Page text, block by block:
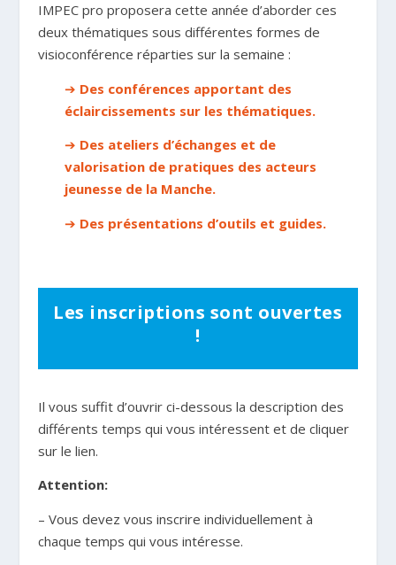
IMPEC pro proposera cette année d’aborder ces
deux thématiques sous différentes formes de
visioconférence réparties sur la semaine :
➔ Des conférences apportant des
éclaircissements sur les thématiques.
➔ Des ateliers d’échanges et de
valorisation de pratiques des acteurs
jeunesse de la Manche.
➔ Des présentations d’outils et guides.
Les inscriptions sont ouvertes
!
Il vous suffit d’ouvrir ci-dessous la description des
différents temps qui vous intéressent et de cliquer
sur le lien.
Attention:
– Vous devez vous inscrire individuellement à
chaque temps qui vous intéresse.